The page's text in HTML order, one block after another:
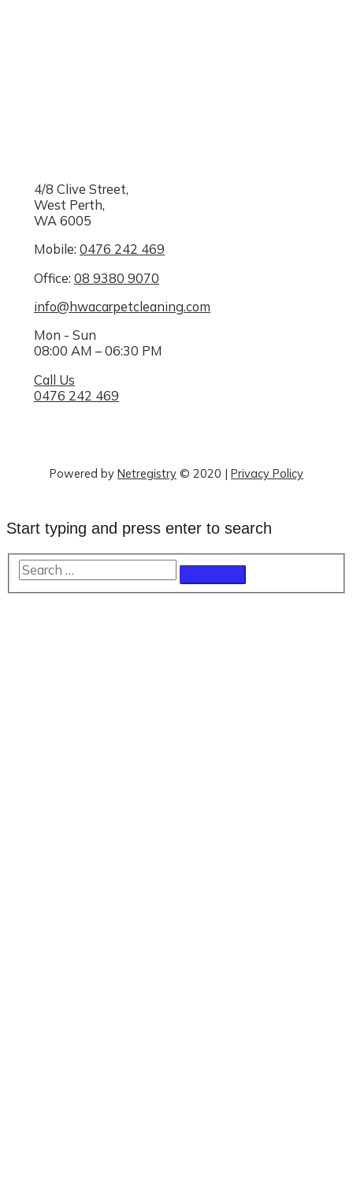
4/8 Clive Street,
West Perth,
WA 6005
Mobile: 0476 242 469
Office: 08 9380 9070
info@hwacarpetcleaning.com
Mon - Sun
08:00 AM – 06:30 PM
Call Us
0476 242 469
Powered by Netregistry © 2020 | Privacy Policy
Start typing and press enter to search
Search
…